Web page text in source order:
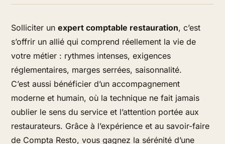
Solliciter unexpert comptable restauration, c’est
s’offrir un allié qui comprend réellement la vie de
votre métier : rythmes intenses, exigences
réglementaires, marges serrées, saisonnalité.
C’est aussi bénéficier d’un accompagnement
moderne et humain, où la technique ne fait jamais
oublier le sens du service et l’attention portée aux
restaurateurs. Grâce à l’expérience et au savoir-faire
de Compta Resto, vous gagnez la sérénité d’une